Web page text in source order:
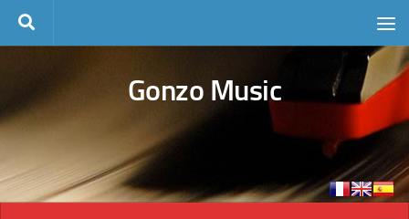
Skip to content
Gonzo Music